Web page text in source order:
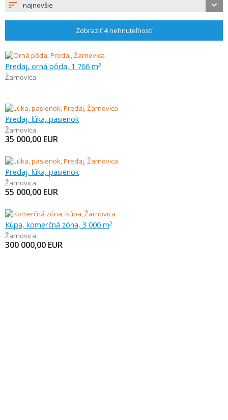
najnovšie
Zobraziť4nehnuteľností
Predaj, orná pôda, 1 766 m2
Žarnovica
Predaj, lúka, pasienok
Žarnovica
35 000,00 EUR
Predaj, lúka, pasienok
Žarnovica
55 000,00 EUR
Kúpa, komerčná zóna, 3 000 m2
Žarnovica
300 000,00 EUR